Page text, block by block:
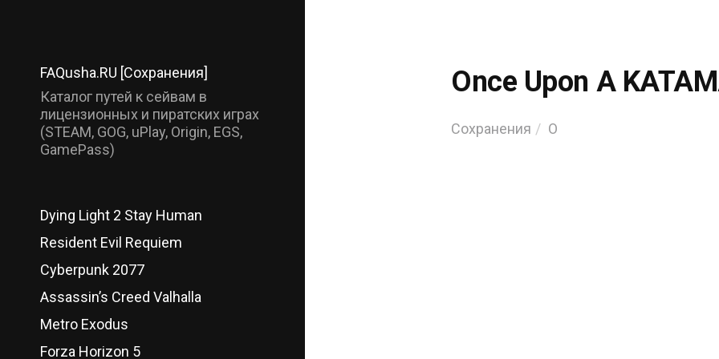
FAQusha.RU [Сохранения]
Каталог путей к сейвам в
лицензионных и пиратских играх
(STEAM, GOG, uPlay, Origin, EGS,
GamePass)
Dying Light 2 Stay Human
Resident Evil Requiem
Cyberpunk 2077
Assassin’s Creed Valhalla
Metro Exodus
Forza Horizon 5
Once Upon A
Сохранения O